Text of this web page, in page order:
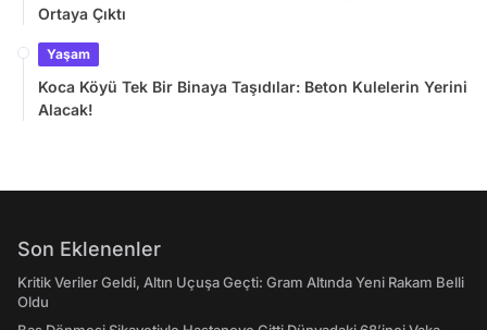
Ortaya Çıktı
Yaşam
Koca Köyü Tek Bir Binaya Taşıdılar: Beton Kulelerin Yerini
Alacak!
Son Eklenenler
Kritik Veriler Geldi, Altın Uçuşa Geçti: Gram Altında Yeni Rakam Belli
Oldu